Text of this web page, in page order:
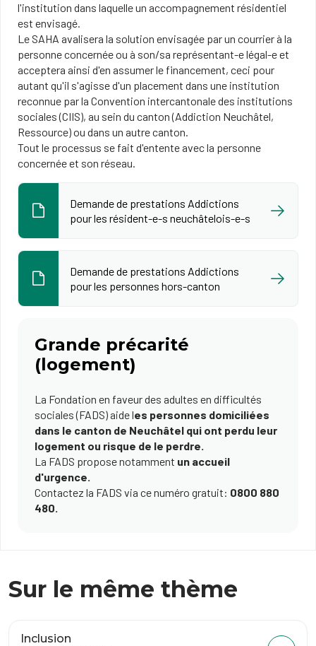
l'institution dans laquelle un accompagnement résidentiel
est envisagé.
Le SAHA avalisera la solution envisagée par un courrier à la
personne concernée ou à son/sa représentant-e légal-e et
acceptera ainsi d'en assumer le financement, ceci pour
autant qu'il s'agisse d'un placement dans une institution
reconnue par la Convention intercantonale des institutions
sociales (CIIS), au sein du canton (Addiction Neuchâtel,
Ressource) ou dans un autre canton.
Tout le processus se fait d'entente avec la personne
concernée et son réseau.
Demande de prestations Addictions
pour les résident-e-s neuchâtelois-e-s
Demande de prestations Addictions
pour les personnes hors-canton
Grande précarité
(logement)
La Fondation en faveur des adultes en difficultés
sociales (FADS) aide les personnes domiciliées
dans le canton de Neuchâtel qui ont perdu leur
logement ou risque de le perdre.
La FADS propose notamment un accueil
d'urgence.
Contactez la FADS via ce numéro gratuit: 0800 880
480.
Sur le même thème
Inclusion